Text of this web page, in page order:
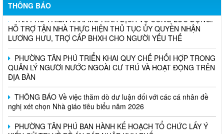
THÔNG BÁO
TÂN PHÚ TRIỂN KHAI MÔ HÌNH DỊCH VỤ CÔNG LƯU ĐỘNG:
HỖ TRỢ TẬN NHÀ THỰC HIỆN THỦ TỤC ỦY QUYỀN NHẬN
LƯƠNG HƯU, TRỢ CẤP BHXH CHO NGƯỜI YẾU THẾ
PHƯỜNG TÂN PHÚ TRIỂN KHAI QUY CHẾ PHỐI HỢP TRONG
QUẢN LÝ NGƯỜI NƯỚC NGOÀI CƯ TRÚ VÀ HOẠT ĐỘNG TRÊN
ĐỊA BÀN
THÔNG BÁO Về việc thăm dò dư luận đối với các cá nhân đề
nghị xét chọn Nhà giáo tiêu biểu năm 2026
PHƯỜNG TÂN PHÚ BAN HÀNH KẾ HOẠCH TỔ CHỨC LẤY Ý
KIẾN CỬ TRI VỀ ĐỀ ÁN SÁP NHẬP KHU PHỐ